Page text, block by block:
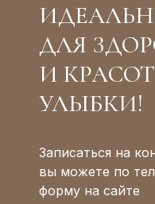
ДЛЯ
И
УЛЫБКИ!
Записаться на
вы можете по
форму на сайте